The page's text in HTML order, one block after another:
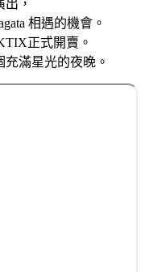
，
相遇的機會。
正式開賣。
滿星光的夜晚。